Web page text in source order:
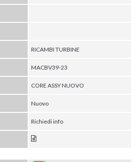
RICAMBI TURBINE
MACBV39-23
CORE ASSY NUOVO
Nuovo
Richiedi info